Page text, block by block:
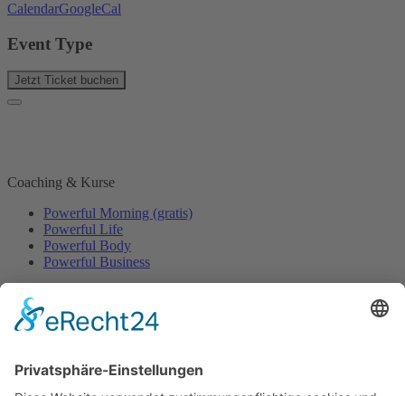
CalendarGoogleCal
Event Type
Jetzt Ticket buchen
Coaching & Kurse
Powerful Morning (gratis)
Powerful Life
Powerful Body
Powerful Business
Event-Übersicht